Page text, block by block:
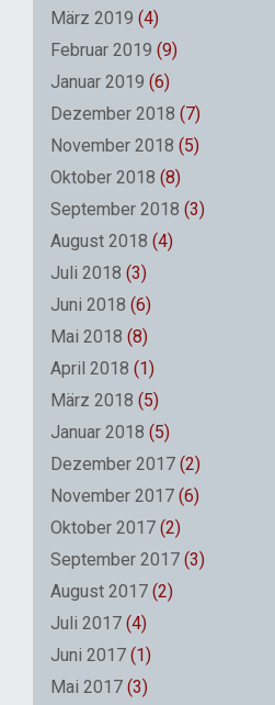
März 2019 (4)
Februar 2019 (9)
Januar 2019 (6)
Dezember 2018 (7)
November 2018 (5)
Oktober 2018 (8)
September 2018 (3)
August 2018 (4)
Juli 2018 (3)
Juni 2018 (6)
Mai 2018 (8)
April 2018 (1)
März 2018 (5)
Januar 2018 (5)
Dezember 2017 (2)
November 2017 (6)
Oktober 2017 (2)
September 2017 (3)
August 2017 (2)
Juli 2017 (4)
Juni 2017 (1)
Mai 2017 (3)